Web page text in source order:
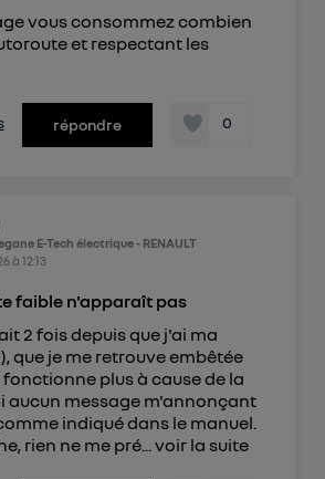
vous consommez combien
et respectant les
répondre 0
E-Tech électrique - RENAULT
à 12:13
faible n'apparaît pas
2 fois depuis que j'ai ma
que je me retrouve embêtée
plus à cause de la
aucun message m'annonçant
indiqué dans le manuel.
rien ne me pré... voir la suite